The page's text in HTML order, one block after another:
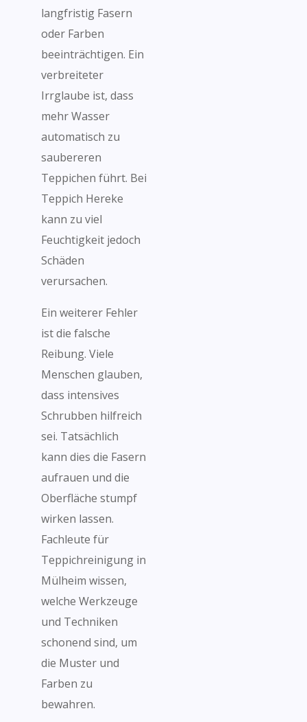
langfristig Fasern
oder Farben
beeinträchtigen. Ein
verbreiteter
Irrglaube ist, dass
mehr Wasser
automatisch zu
saubereren
Teppichen führt. Bei
Teppich Hereke
kann zu viel
Feuchtigkeit jedoch
Schäden
verursachen.
Ein weiterer Fehler
ist die falsche
Reibung. Viele
Menschen glauben,
dass intensives
Schrubben hilfreich
sei. Tatsächlich
kann dies die Fasern
aufrauen und die
Oberfläche stumpf
wirken lassen.
Fachleute für
Teppichreinigung in
Mülheim wissen,
welche Werkzeuge
und Techniken
schonend sind, um
die Muster und
Farben zu
bewahren.